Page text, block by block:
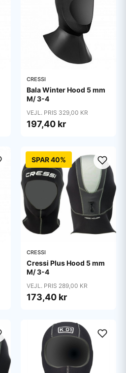
CRESSI
Bala Winter Hood 5 mm
M/ 3-4
VEJL. PRIS 329,00 KR
197,40 kr
SPAR 40%
CRESSI
Cressi Plus Hood 5 mm
M/ 3-4
VEJL. PRIS 289,00 KR
173,40 kr